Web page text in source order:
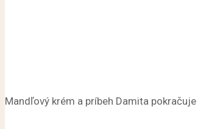
Mandľový krém a príbeh Damita pokračuje